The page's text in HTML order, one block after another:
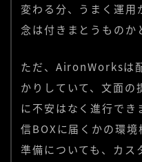
変わる分、うまく運用
念は付きまとうものか
ただ、AironWorksは
かりしていて、文面の
に不安はなく進行でき
信BOXに届くかの環
準備についても、カス